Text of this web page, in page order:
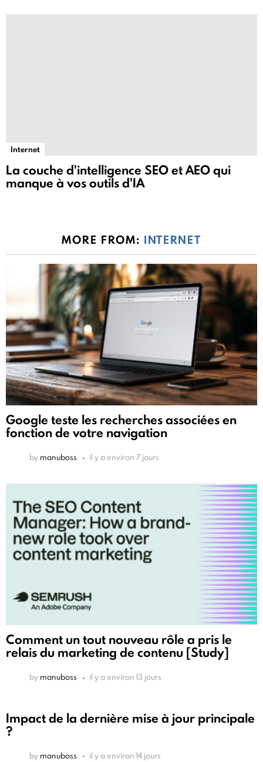
Internet
La couche d'intelligence SEO et AEO qui
manque à vos outils d'IA
MORE FROM: INTERNET
Google teste les recherches associées en
fonction de votre navigation
by manuboss il y a environ 7 jours
Comment un tout nouveau rôle a pris le
relais du marketing de contenu [Study]
by manuboss il y a environ 13 jours
Impact de la dernière mise à jour principale
?
by manuboss il y a environ 14 jours